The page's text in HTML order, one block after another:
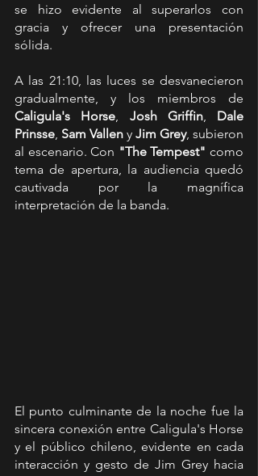
se hizo evidente al superarlos con
gracia y ofrecer una presentación
sólida.
A las 21:10, las luces se desvanecieron
Caligula's Horse, Josh Griffin, Dale
Prinsse, Sam Vallen y Jim Grey, subieron
al escenario. Con "The Tempest" como
tema de apertura, la audiencia quedó
cautivada por la magnífica
interpretación de la banda.
El punto culminante de la noche fue la
sincera conexión entre Caligula's Horse
y el público chileno, evidente en cada
interacción y gesto de Jim Grey hacia